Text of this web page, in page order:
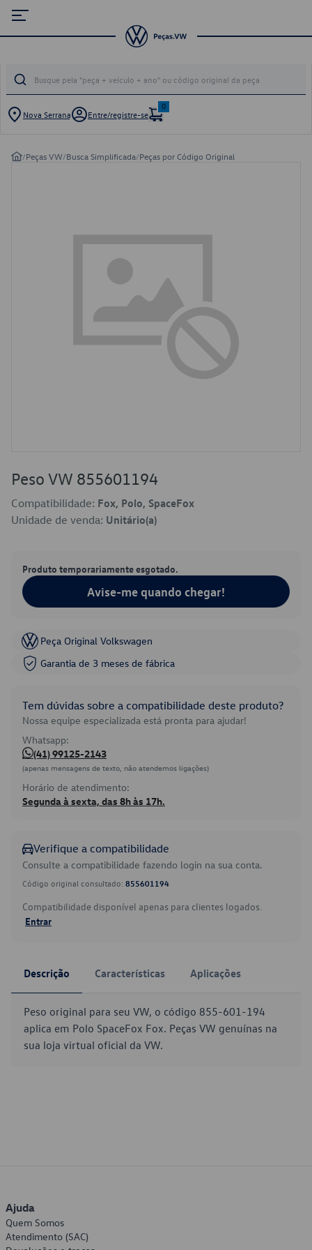
Nova Serrana Entre/registre-se
0
/Peças VW/Busca Simplificada/Peças por Código Original
Peso VW 855601194
Compatibilidade: Fox, Polo, SpaceFox
Unidade de venda: Unitário(a)
Produto temporariamente esgotado.
Avise-me quando chegar!
Peça Original Volkswagen
Garantia de 3 meses de fábrica
Tem dúvidas sobre a compatibilidade deste produto?
Nossa equipe especializada está pronta para ajudar!
Whatsapp:
(41) 99125-2143
(apenas mensagens de texto, não atendemos ligações)
Horário de atendimento:
Segunda à sexta, das 8h às 17h.
Verifique a compatibilidade
Consulte a compatibilidade fazendo login na sua conta.
Código original consultado: 855601194
Compatibilidade disponível apenas para clientes logados.
Entrar
Descrição Características Aplicações
Peso original para seu VW, o código 855-601-194
aplica em Polo SpaceFox Fox. Peças VW genuínas na
sua loja virtual oficial da VW.
Ajuda
Quem Somos
Atendimento (SAC)